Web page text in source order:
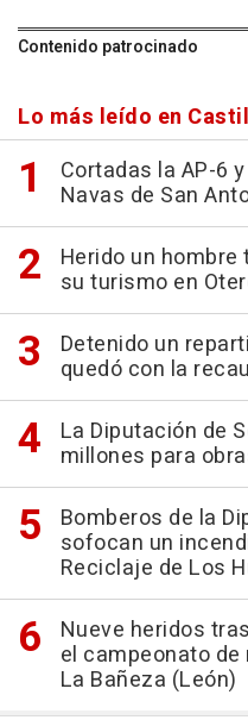
Contenido patrocinado
Lo más leído en
Cortadas la AP-6
Navas de San
Herido un
su turismo en
Detenido un
quedó con la
La Diputación de
millones para
Bomberos de la
sofocan un
Reciclaje de Los
Nueve heridos
el campeonato
La Bañeza (León)